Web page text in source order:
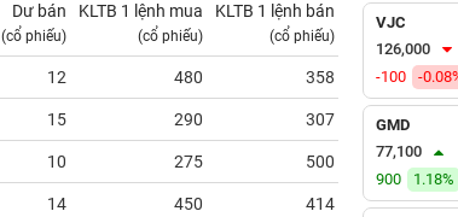
Dư bán
(cổ phiếu)
KLTB 1 lệnh mua
(cổ phiếu)
KLTB 1 lệnh bán
(cổ phiếu)
12 480 358 0.00
15 290 307
10 275 500 0.00
14 450 414 0.00
VJC
126,000
-100
-
GMD
77,100
900
1.18%